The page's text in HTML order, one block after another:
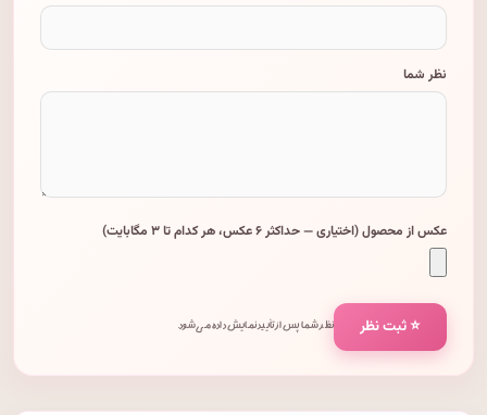
نظر شما
عکس از محصول (اختیاری — حداکثر ۶ عکس، هر کدام تا ۳ مگابایت)
⭐ ثبت نظر نظر شما پس از تأیید نمایش داده می‌شود.